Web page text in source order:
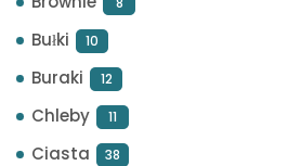
Bułki 10
Buraki 12
Chleby 11
Ciasta 38